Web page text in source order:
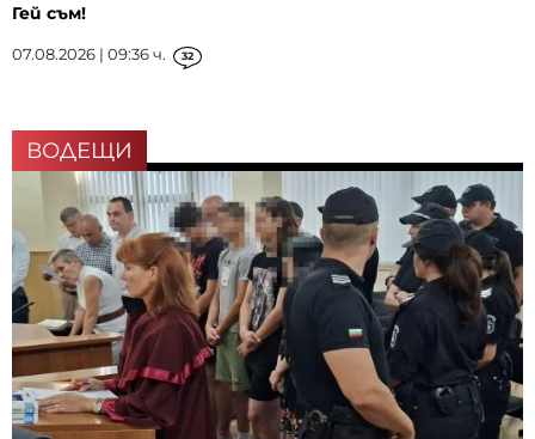
Гей съм!
07.08.2026 | 09:36 ч. 32
ВОДЕЩИ